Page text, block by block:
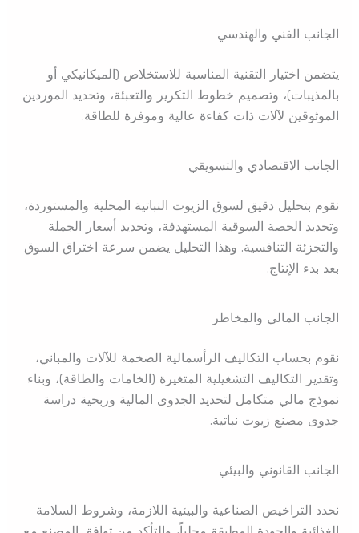
الجانب الفني والهندسي
يتضمن اختيار التقنية المناسبة للاستخلاص (الميكانيكي أو
بالمذيبات)، وتصميم خطوط التكرير والتعبئة، وتحديد الموردين
الموثوقين لآلات ذات كفاءة عالية وموفرة للطاقة.
الجانب الاقتصادي والتسويقي
نقوم بتحليل دقيق لسوق الزيوت النباتية المحلية والمستوردة،
وتحديد الحصة السوقية المستهدفة، وتحديد أسعار الجملة
والتجزئة التنافسية. وهذا التحليل يضمن سرعة اختراق السوق
بعد بدء الإنتاج.
الجانب المالي والمخاطر
نقوم بحساب التكاليف الرأسمالية الضخمة للآلات والمباني،
وتقدير التكاليف التشغيلية المتغيرة (الخامات والطاقة)، وبناء
نموذج مالي متكامل لتحديد الجدوى المالية وربحية دراسة
جدوى مصنع زيوت نباتية.
الجانب القانوني والبيئي
نحدد التراخيص الصناعية والبيئية اللازمة، وشروط السلامة